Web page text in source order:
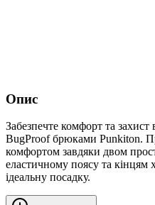
Опис
Забезпечте комфорт та захист
BugProof брюками Punkiton.
комфортом завдяки двом
еластичному поясу та
ідеальну посадку.